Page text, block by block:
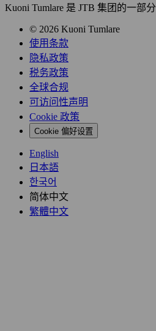
Kuoni Tumlare 是 JTB 集团的一部分
© 2026 Kuoni Tumlare
使用条款
隐私政策
税务政策
全球合规
可访问性声明
Cookie 政策
Cookie 偏好设置
English
日本語
한국어
简体中文
繁體中文